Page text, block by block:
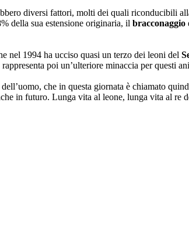
diversi fattori, molti dei quali riconducibili
della sua estensione originaria, il bracconaggio
nel 1994 ha ucciso quasi un terzo dei leoni del
poi un’ulteriore minaccia per questi
che in questa giornata è chiamato
in futuro. Lunga vita al leone, lunga vita al re